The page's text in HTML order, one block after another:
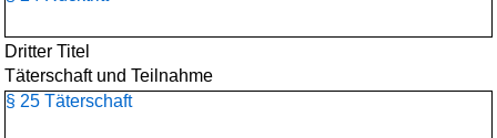
Dritter Titel
Täterschaft und Teilnahme
§ 25 Täterschaft